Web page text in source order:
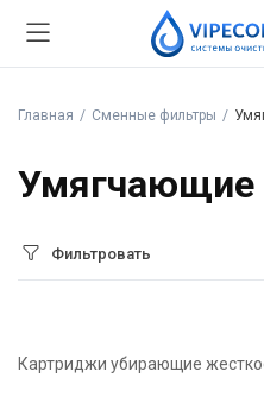
Главная Сменные фильтры
Умягчающие
Фильтровать
Картриджи убирающие